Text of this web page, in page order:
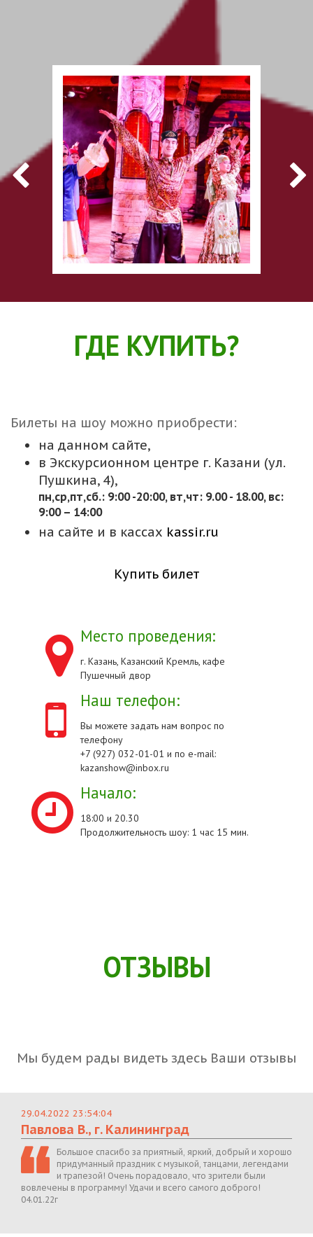
ГДЕ КУПИТЬ?
Билеты на шоу можно приобрести:
на данном сайте,
в Экскурсионном центре г. Казани (ул.
Пушкина, 4),
пн,cр,пт,сб.: 9:00 -20:00, вт,чт: 9.00 - 18.00, вс:
9:00 – 14:00
на сайте и в кассах kassir.ru
Купить билет
Место проведения:
г. Казань, Казанский Кремль, кафе
Пушечный двор
Наш телефон:
Вы можете задать нам вопрос по
телефону
+7 (927) 032-01-01 и по e-mail:
kazanshow@inbox.ru
Начало:
18:00 и 20.30
Продолжительность шоу: 1 час 15 мин.
ОТЗЫВЫ
Мы будем рады видеть здесь Ваши отзывы
29.04.2022 23:54:04
Павлова В., г. Калининград
Большое спасибо за приятный, яркий, добрый и хорошо
придуманный праздник с музыкой, танцами, легендами
и трапезой! Очень порадовало, что зрители были
вовлечены в программу! Удачи и всего самого доброго!
04.01.22г